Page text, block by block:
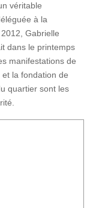
véritable
à la
Gabrielle
dans le printemps
manifestations de
la fondation de
quartier sont les